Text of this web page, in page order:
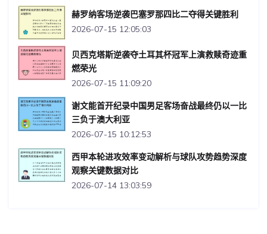
赫罗纳客场逆袭巴塞罗那四比二夺得关键胜利
2026-07-15 12:05:03
贝西克塔斯逆袭夺土耳其杯冠军上演救赎奇迹重
燃荣光
2026-07-15 11:09:20
谢文能首开纪录中国男足客场奋战最终仍以一比
三负于澳大利亚
2026-07-15 10:12:53
西甲本轮进攻效率变动解析与球队攻势趋势深度
观察关键数据对比
2026-07-14 13:03:59